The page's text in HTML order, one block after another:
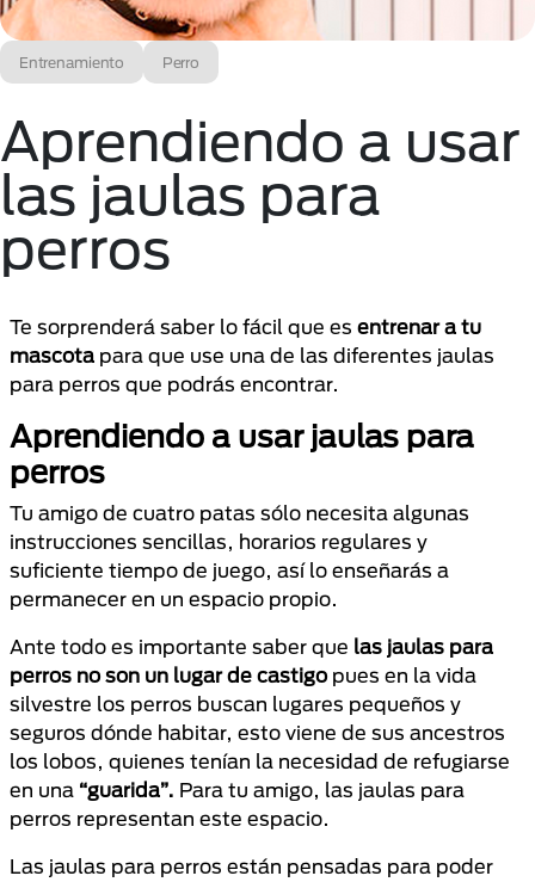
Entrenamiento Perro
Aprendiendo a usar
las jaulas para
perros
Te sorprenderá saber lo fácil que es entrenar a tu
mascota para que use una de las diferentes jaulas
para perros que podrás encontrar.
Aprendiendo a usar jaulas para
perros
Tu amigo de cuatro patas sólo necesita algunas
instrucciones sencillas, horarios regulares y
suficiente tiempo de juego, así lo enseñarás a
permanecer en un espacio propio.
Ante todo es importante saber que las jaulas para
perros no son un lugar de castigopues en la vida
silvestre los perros buscan lugares pequeños y
seguros dónde habitar, esto viene de sus ancestros
los lobos, quienes tenían la necesidad de refugiarse
en una “guarida”. Para tu amigo, las jaulas para
perros representan este espacio.
Las jaulas para perros están pensadas para poder